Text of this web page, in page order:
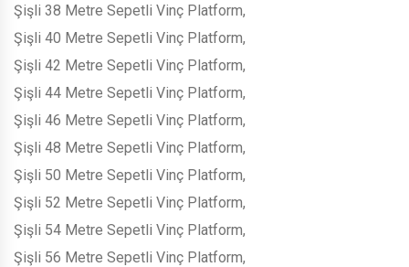
Şişli 38 Metre Sepetli Vinç Platform,
Şişli 40 Metre Sepetli Vinç Platform,
Şişli 42 Metre Sepetli Vinç Platform,
Şişli 44 Metre Sepetli Vinç Platform,
Şişli 46 Metre Sepetli Vinç Platform,
Şişli 48 Metre Sepetli Vinç Platform,
Şişli 50 Metre Sepetli Vinç Platform,
Şişli 52 Metre Sepetli Vinç Platform,
Şişli 54 Metre Sepetli Vinç Platform,
Şişli 56 Metre Sepetli Vinç Platform,